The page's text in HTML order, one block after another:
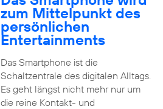
zum Mittelpunkt des
persönlichen
Entertainments
Das Smartphone ist die
Schaltzentrale des digitalen Alltags.
Es geht längst nicht mehr nur um
die reine Kontakt- und